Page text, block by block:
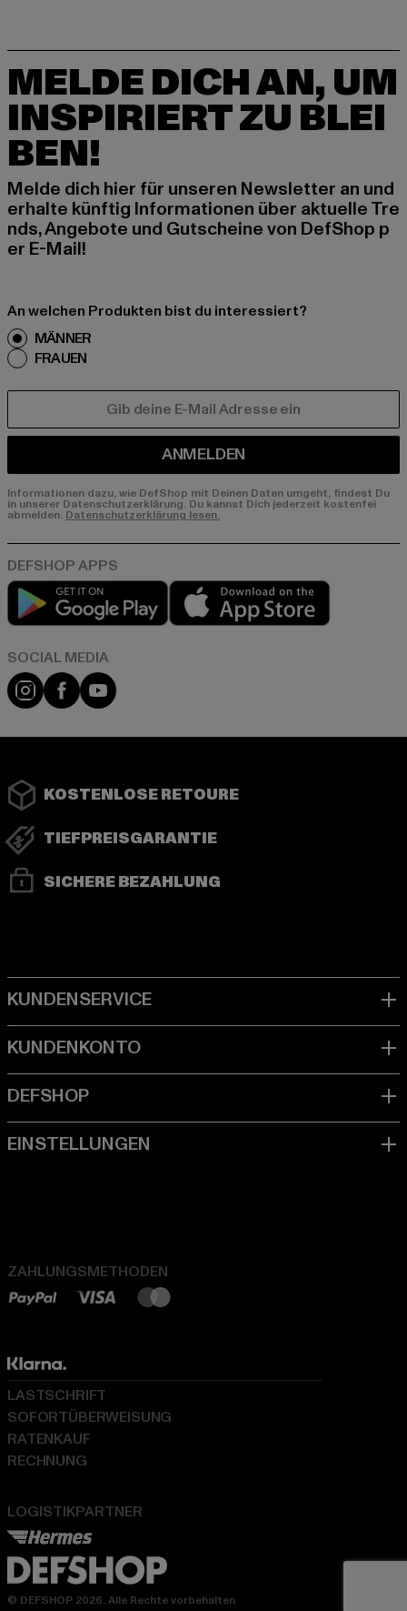
MELDE DICH AN, UM
INSPIRIERT ZU BLEI
BEN!
Melde dich hier für unseren Newsletter an und
erhalte künftig Informationen über aktuelle Tre
nds, Angebote und Gutscheine von DefShop p
er E-Mail!
An welchen Produkten bist du interessiert?
MÄNNER
FRAUEN
ANMELDEN
Informationen dazu, wie DefShop mit Deinen Daten umgeht, findest Du
in unserer Datenschutzerklärung. Du kannst Dich jederzeit kostenfei
abmelden. Datenschutzerklärung lesen.
Play market
Instagram
FacebookYouTube
KOSTENLOSE RETOURE
TIEFPREISGARANTIE
SICHERE BEZAHLUNG
ZAHLUNGSMETHODEN
LOGISTIKPARTNER
LASTSCHRIFT
SOFORTÜBERWEISUNG
RATENKAUF
RECHNUNG
© DEFSHOP 2026. Alle Rechte vorbehalten